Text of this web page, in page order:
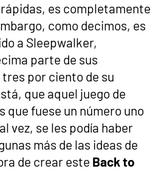
es completamente
como decimos, es
a Sleepwalker,
parte de sus
por ciento de su
que aquel juego de
que fuese un número uno
vez, se les podía haber
más de las ideas de
de crear este Back to